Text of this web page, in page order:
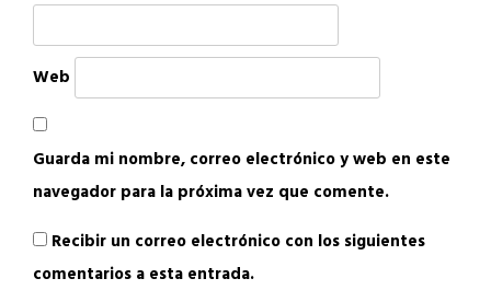
Web
Guarda mi nombre, correo electrónico y web en este
navegador para la próxima vez que comente.
Recibir un correo electrónico con los siguientes
comentarios a esta entrada.